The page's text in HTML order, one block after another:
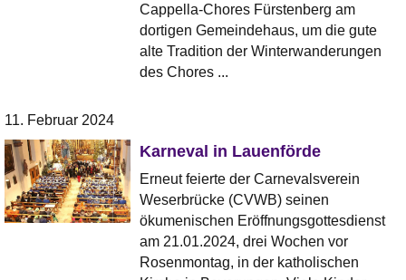
Cappella-Chores Fürstenberg am
dortigen Gemeindehaus, um die gute
alte Tradition der Winterwanderungen
des Chores ...
11. Februar 2024
Karneval in Lauenförde
Erneut feierte der Carnevalsverein
Weserbrücke (CVWB) seinen
ökumenischen Eröffnungsgottesdienst
am 21.01.2024, drei Wochen vor
Rosenmontag, in der katholischen